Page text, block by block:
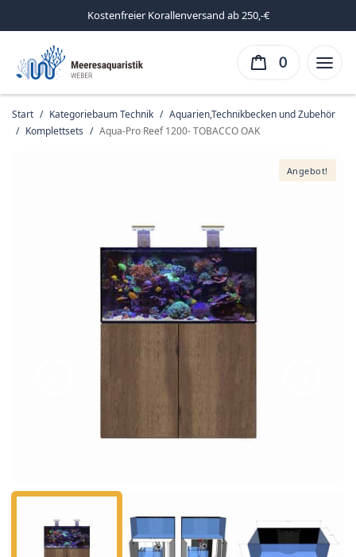
Kostenfreier Korallenversand ab 250,-€
0
Start / Kategoriebaum Technik / Aquarien,Technikbecken und Zubehör
/ Komplettsets / Aqua-Pro Reef 1200- TOBACCO OAK
Angebot!